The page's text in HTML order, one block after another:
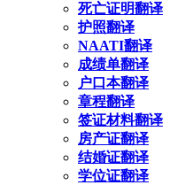
死亡证明翻译
护照翻译
NAATI翻译
成绩单翻译
户口本翻译
章程翻译
签证材料翻译
房产证翻译
结婚证翻译
学位证翻译